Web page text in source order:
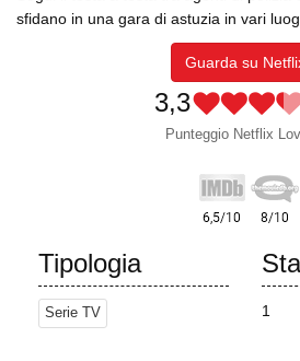
sfidano in una gara di astuzia in vari
Guarda su
3,3
Punteggio Netflix
Tipologia
Serie TV 1